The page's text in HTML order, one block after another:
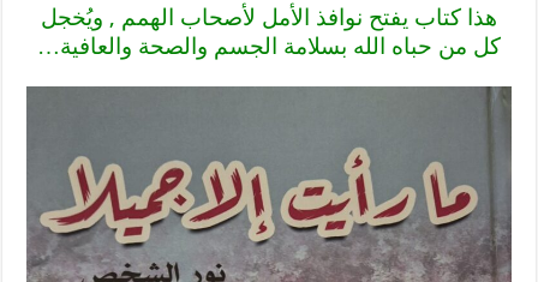
هذا كتاب يفتح نوافذ الأمل لأصحاب الهمم , ويُخجل
كل من حباه الله بسلامة الجسم والصحة والعافية…